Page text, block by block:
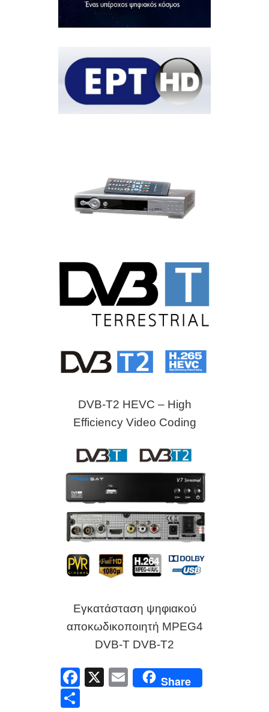
DVB-T2 HEVC – High
Efficiency Video Coding
Εγκατάσταση ψηφιακού
αποκωδικοποιητή MPEG4
DVB-T DVB-T2
F X E
m
Share